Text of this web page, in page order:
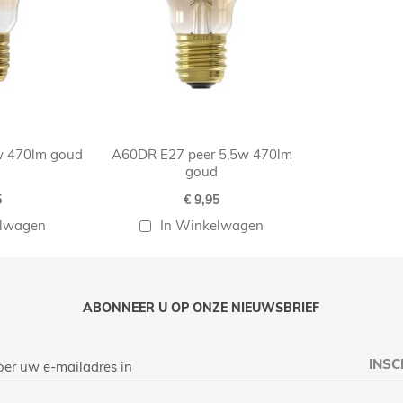
470lm goud
A60DR E27 peer 5,5w 470lm
goud
€ 9,95
In Winkelwagen
ABONNEER U OP ONZE NIEUWSBRIEF